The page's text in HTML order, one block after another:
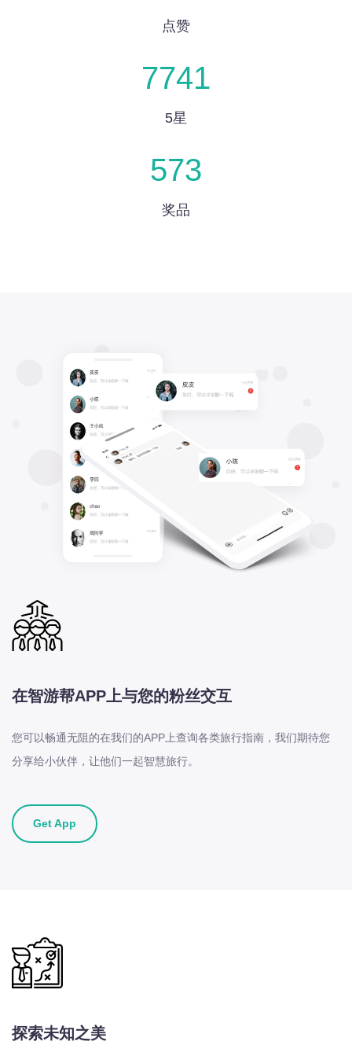
点赞
7741
5星
573
奖品
在智游帮APP上与您的粉丝交互
您可以畅通无阻的在我们的APP上查询各类旅行指南，我们期待您
分享给小伙伴，让他们一起智慧旅行。
Get App
探索未知之美